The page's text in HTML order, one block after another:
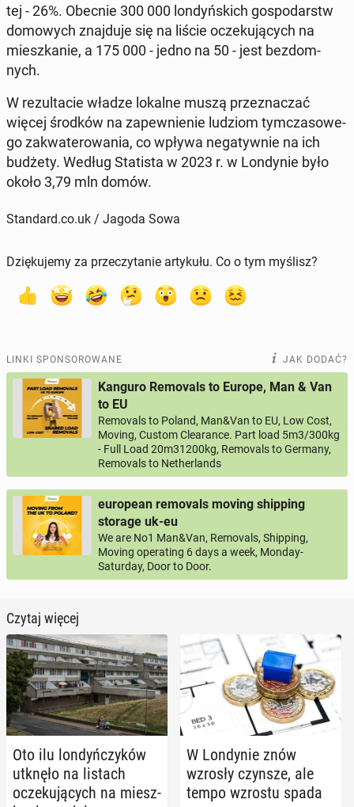
tej - 26%. Obecnie 300 000 lon­dyń­skich go­spo­darstw
do­mo­wych znaj­du­je się na liście ocze­ku­ją­cych na
miesz­ka­nie, a 175 000 - jedno na 50 - jest bez­dom­
nych.
W re­zul­ta­cie władze lokalne muszą prze­zna­czać
więcej środków na za­pew­nie­nie ludziom tym­cza­so­we­
go za­kwa­te­ro­wa­nia, co wpływa ne­ga­tyw­nie na ich
budżety. Według Sta­ti­sta w 2023 r. w Lon­dy­nie było
około 3,79 mln domów.
Standard.co.uk / Jagoda Sowa
Dziękujemy za przeczytanie artykułu. Co o tym myślisz?
LINKI SPONSOROWANE JAK DODAĆ?
Kanguro Removals to Europe, Man & Van
to EU
Removals to Poland, Man&Van to EU, Low Cost,
Moving, Custom Clearance. Part load 5m3/300kg
- Full Load 20m31200kg, Removals to Germany,
Removals to Netherlands
european removals moving shipping
storage uk-eu
We are No1 Man&Van, Removals, Shipping,
Moving operating 6 days a week, Monday-
Saturday, Door to Door.
Czytaj więcej
Oto ilu lon­dyń­czy­ków
utknęło na listach
ocze­ku­ją­cych na miesz­
W Lon­dy­nie znów
wzrosły czynsze, ale
tempo wzrostu spada